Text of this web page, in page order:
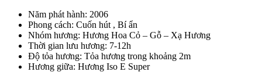
Năm phát hành: 2006
Phong cách: Cuốn hút , Bí ẩn
Nhóm hương: Hương Hoa Cỏ – Gỗ – Xạ Hương
Thời gian lưu hương: 7-12h
Độ tỏa hương: Tỏa hương trong khoảng 2m
Hương giữa: Hương Iso E Super